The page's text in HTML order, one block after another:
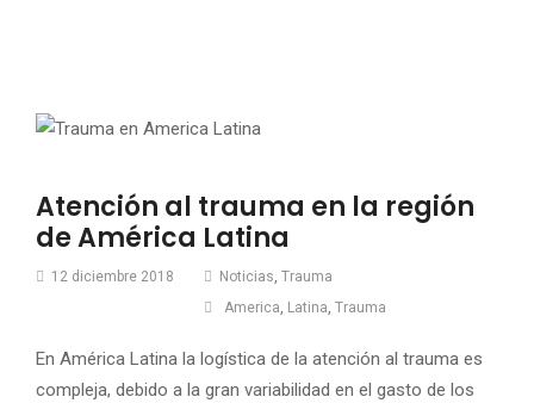
Atención al trauma en la región
de América Latina
12 diciembre 2018 Noticias, Trauma
America, Latina, Trauma
En América Latina la logística de la atención al trauma es
compleja, debido a la gran variabilidad en el gasto de los